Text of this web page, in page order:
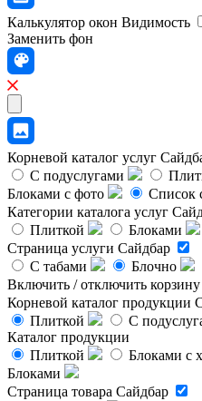
Калькулятор окон Видимость
Заменить фон
Корневой каталог услуг
С подуслугами
Блоками с фото
Список
Категории каталога услуг
Плиткой
Блоками
Страница услуги Сайдбар
С табами
Блочно
Включить / отключить корзину
Корневой каталог продукции
Плиткой
С
Каталог продукции
Плиткой
Блоками с
Блоками
Страница товара Сайдбар